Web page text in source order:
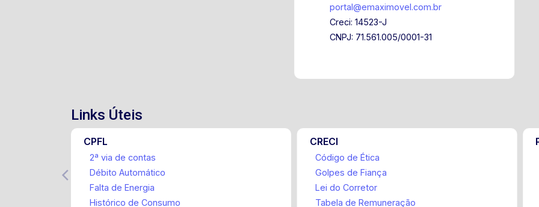
portal@emaximovel.com.br
Creci: 14523-J
CNPJ: 71.561.005/0001-31
Links Úteis
CPFL
2ª via de contas
Débito Automático
Falta de Energia
Histórico de Consumo
CRECI
Código de Ética
Golpes de Fiança
Lei do Corretor
Tabela de Remuneração